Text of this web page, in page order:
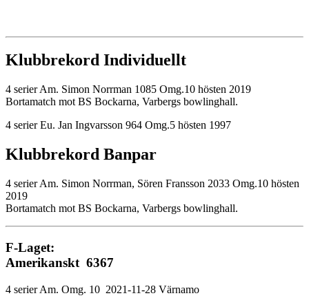
Klubbrekord Individuellt
4 serier Am. Simon Norrman 1085 Omg.10 hösten 2019
Bortamatch mot BS Bockarna, Varbergs bowlinghall.
4 serier Eu. Jan Ingvarsson 964 Omg.5 hösten 1997
Klubbrekord Banpar
4 serier Am. Simon Norrman, Sören Fransson 2033 Omg.10 hösten
2019
Bortamatch mot BS Bockarna, Varbergs bowlinghall.
F-Laget:
Amerikanskt 6367
4 serier Am. Omg. 10 2021-11-28 Värnamo